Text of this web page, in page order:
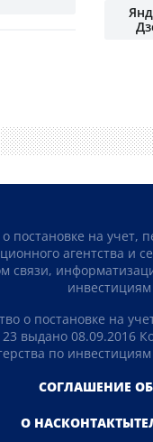
постановке на учет,
агентства и
связи,
о постановке на
выдано 08.09.2016
по инвестициям
СОГЛАШЕНИЕ
О НАСКОНТАКТЫ